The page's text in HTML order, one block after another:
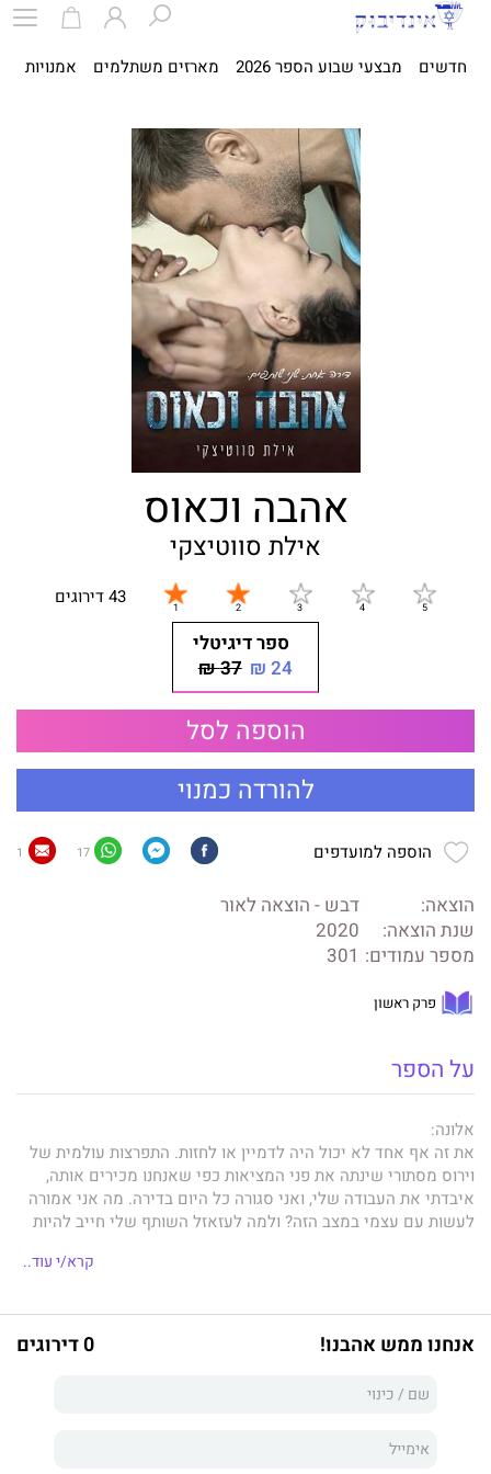
חדשים מבצעי שבוע הספר 2026 מארזים משתלמים אמנויות
אהבה וכאוס
אילת סווטיצקי
43 דירוגים
ספר דיגיטלי
24 ₪
37 ₪
הוספה לסל
להורדה כמנוי
הוספה למועדפים 17
1
הוצאה:
דבש - הוצאה לאור
שנת הוצאה:
2020
מספר עמודים: 301
פרק ראשון
על הספר
אלונה:
את זה אף אחד לא יכול היה לדמיין או לחזות. התפרצות עולמית של
וירוס מסתורי שינתה את פני המציאות כפי שאנחנו מכירים אותה,
איבדתי את העבודה שלי, ואני סגורה כל היום בדירה. מה אני אמורה
לעשות עם עצמי במצב הזה? ולמה לעזאזל השותף שלי חייב להיות
אני לא בן אדם היסטרי. אני לא מבין למה כולם עושים עניין מהווירוס
מאבדת את זה. היא חייבת להירגע, ואני יודע בדיוק איך לעזור לה...
קרא/י עוד..
אנחנו ממש אהבנו! 0 דירוגים